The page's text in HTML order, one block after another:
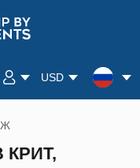
USD